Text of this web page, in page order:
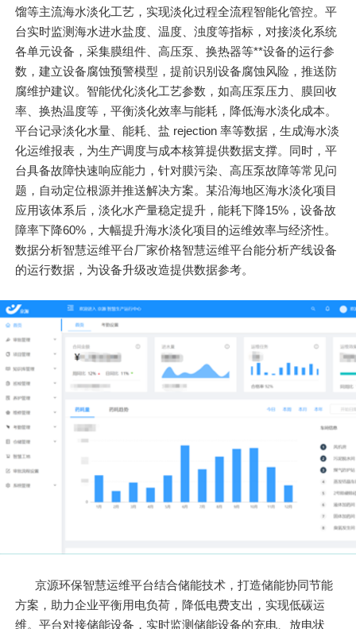
馏等主流海水淡化工艺，实现淡化过程全流程智能化管控。平
台实时监测海水进水盐度、温度、浊度等指标，对接淡化系统
各单元设备，采集膜组件、高压泵、换热器等**设备的运行参
数，建立设备腐蚀预警模型，提前识别设备腐蚀风险，推送防
腐维护建议。智能优化淡化工艺参数，如高压泵压力、膜回收
率、换热温度等，平衡淡化效率与能耗，降低海水淡化成本。
平台记录淡化水量、能耗、盐 rejection 率等数据，生成海水淡
化运维报表，为生产调度与成本核算提供数据支撑。同时，平
台具备故障快速响应能力，针对膜污染、高压泵故障等常见问
题，自动定位根源并推送解决方案。某沿海地区海水淡化项目
应用该体系后，淡化水产量稳定提升，能耗下降15%，设备故
障率下降60%，大幅提升海水淡化项目的运维效率与经济性。
数据分析智慧运维平台厂家价格智慧运维平台能分析产线设备
的运行数据，为设备升级改造提供数据参考。
京源环保智慧运维平台结合储能技术，打造储能协同节能
方案，助力企业平衡用电负荷，降低电费支出，实现低碳运
维。平台对接储能设备，实时监测储能设备的充电、放电状